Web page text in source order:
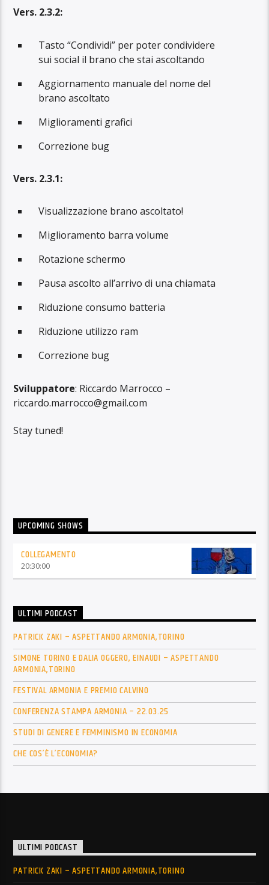
Vers. 2.3.2:
Tasto “Condividi” per poter condividere
sui social il brano che stai ascoltando
Aggiornamento manuale del nome del
brano ascoltato
Miglioramenti grafici
Correzione bug
Vers. 2.3.1:
Visualizzazione brano ascoltato!
Miglioramento barra volume
Rotazione schermo
Pausa ascolto all’arrivo di una chiamata
Riduzione consumo batteria
Riduzione utilizzo ram
Correzione bug
Sviluppatore: Riccardo Marrocco –
riccardo.marrocco@gmail.com
Stay tuned!
UPCOMING SHOWS
COLLEGAMENTO
20:30:00
ULTIMI PODCAST
PATRICK ZAKI – ASPETTANDO ARMONIA,TORINO
SIMONE TORINO E DALIA OGGERO, EINAUDI – ASPETTANDO
ARMONIA,TORINO
FESTIVAL ARMONIA E PREMIO CALVINO
CONFERENZA STAMPA ARMONIA – 22.03.25
STUDI DI GENERE E FEMMINISMO IN ECONOMIA
CHE COS’È L’ECONOMIA?
ULTIMI PODCAST
PATRICK ZAKI – ASPETTANDO ARMONIA,TORINO